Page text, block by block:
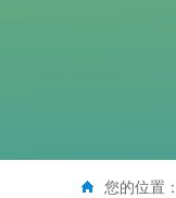
您的位置：